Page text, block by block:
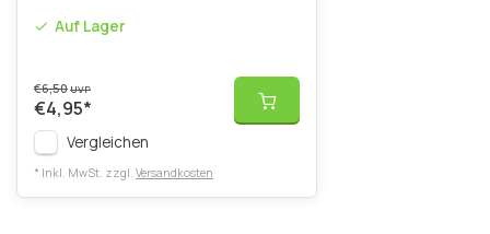
Auf Lager
€6,50UVP
€4,95*
Vergleichen
* Inkl. MwSt. zzgl. Versandkosten